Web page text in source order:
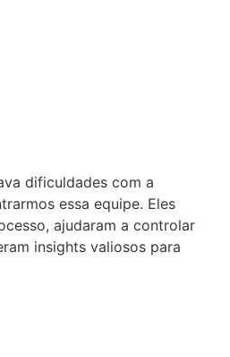
dificuldades com a
essa equipe. Eles
ajudaram a controlar
insights valiosos para